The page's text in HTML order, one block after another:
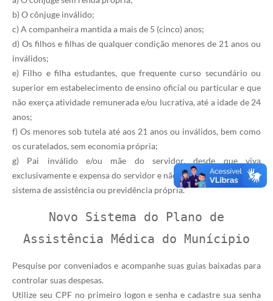
b) O cônjuge inválido;
c) A companheira mantida a mais de 5 (cinco) anos;
d) Os filhos e filhas de qualquer condição menores de 21 anos ou
inválidos;
e) Filho e filha estudantes, que frequente curso secundário ou
superior em estabelecimento de ensino oficial ou particular e que
não exerça atividade remunerada e/ou lucrativa, até a idade de 24
anos;
f) Os menores sob tutela até aos 21 anos ou inválidos, bem como
os curatelados, sem economia própria;
g) Pai inválido e/ou mãe do servidor, desde que viva
exclusivamente e expensa do servidor e não sejam filiados a outro
sistema de assistência ou previdência própria.”
Novo Sistema do Plano de
Assistência Médica do Munícipio
Pesquise por conveniados e acompanhe suas guias baixadas para
controlar suas despesas.
Utilize seu CPF no primeiro logon e senha e cadastre sua senha